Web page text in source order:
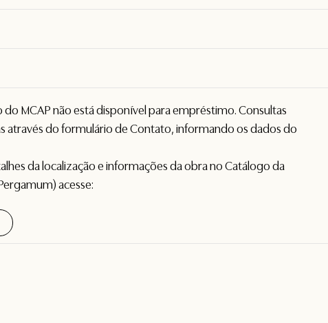
MCAP não está disponível para empréstimo. Consultas
através do formulário deContato, informando os dados do
da localização e informações da obra no Catálogo da
acesse: